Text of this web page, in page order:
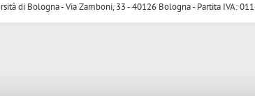
di Bologna - Via Zamboni, 33 - 40126 Bologna - Partita IVA: